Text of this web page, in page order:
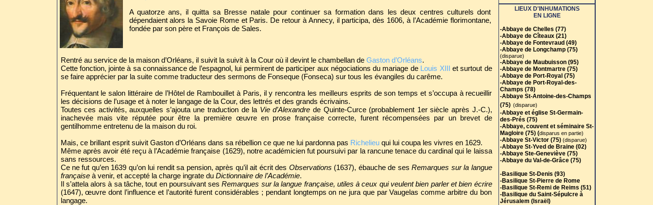
Rentré au service de la maison d’Orléans, il suivit la suivit à la Cour où il devint le chambellan de Gaston d’Orléans.
Cette fonction, jointe à sa connaissance de l’espagnol, lui permirent de participer aux négociations du mariage de Louis XIII et surtout de
se faire apprécier par la suite comme traducteur des sermons de Fonseque (Fonseca) sur tous les évangiles du carême.
Fréquentant le salon littéraire de l’Hôtel de Rambouillet à Paris, il y rencontra les meilleurs esprits de son temps et s’occupa à recueillir
les décisions de l’usage et à noter le langage de la Cour, des lettrés et des grands écrivains.
Toutes ces activités, auxquelles s’ajouta une traduction de la Vie d’Alexandre de Quinte-Curce (probablement 1er siècle après J.-C.),
inachevée mais vite réputée pour être la première œuvre en prose française correcte, furent récompensées par un brevet de
gentilhomme entretenu de la maison du roi.
Mais, ce brillant esprit suivit Gaston d’Orléans dans sa rébellion ce que ne lui pardonna pas Richelieuqui lui coupa les vivres en 1629.
Même après avoir été reçu à l’Académie française (1629), notre académicien fut poursuivi par la rancune tenace du cardinal qui le laissa
sans ressources.
Ce ne fut qu’en 1639 qu’on lui rendit sa pension, après qu’il ait écrit des Observations (1637), ébauche de sesRemarques sur la langue
françaiseà venir, et accepté la charge ingrate du Dictionnaire de l’Académie.
Il s’attela alors à sa tâche, tout en poursuivant sesRemarques sur la langue française, utiles à ceux qui veulent bien parler et bien écrire
(1647), œuvre dont l’influence et l’autorité furent considérables ; pendant longtemps on ne jura que par Vaugelas comme arbitre du bon
langage.
A quatorze ans, il quitta sa Bresse natale pour continuer sa formation dans les deux centres culturels dont
dépendaient alors la Savoie Rome et Paris. De retour à Annecy, il participa, dès 1606, à l’Académie florimontane,
fondée par son père et François de Sales.
LIEUX D'INHUMATIONS
EN LIGNE
-Abbaye de Chelles (77)
-Abbaye de Cîteaux (21)
-Abbaye de Fontevraud (49)
-Abbaye de Longchamp (75)
(disparue)
-Abbaye de Maubuisson (95)
-Abbaye de Montmartre (75)
-Abbaye de Port-Royal (75)
-Abbaye de Port-Royal-des-
Champs (78)
-Abbaye St-Antoine-des-Champs
(75) (disparue)
-Abbaye et église St-Germain-
des-Prés (75)
-Abbaye, couvent et séminaire St-
Magloire (75) (disparus en partie)
-Abbaye St-Victor (75) (disparue)
-Abbaye St-Yved de Braine (02)
-Abbaye Ste-Geneviève (75)
-Abbaye du Val-de-Grâce (75)
-Basilique St-Denis (93)
-Basilique St-Pierre de Rome
-Basilique St-Remi de Reims (51)
-Basilique du Saint-Sépulcre à
Jérusalem (Israël)